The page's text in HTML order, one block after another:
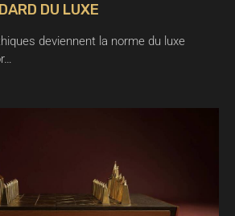
DU LUXE
deviennent la norme du luxe